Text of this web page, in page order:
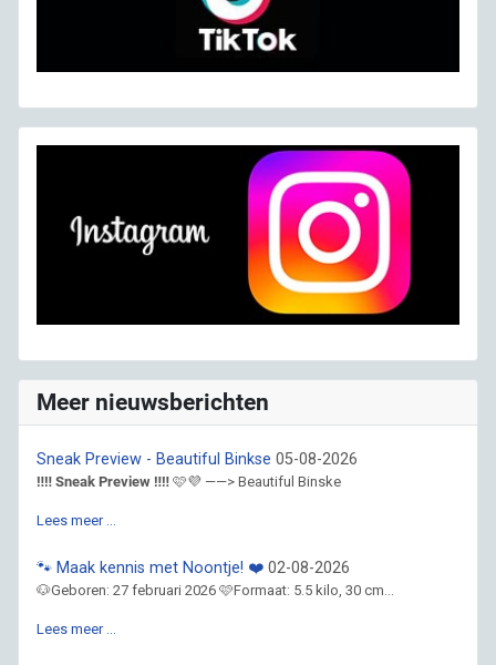
Meer nieuwsberichten
Sneak Preview - Beautiful Binkse 05-08-2026
‼️‼️ Sneak Preview ‼️‼️ 🩷💜 ——> Beautiful Binske
Lees meer …
🐾 Maak kennis met Noontje! ❤️ 02-08-2026
🐶Geboren: 27 februari 2026 🩷Formaat: 5.5 kilo, 30 cm...
Lees meer …